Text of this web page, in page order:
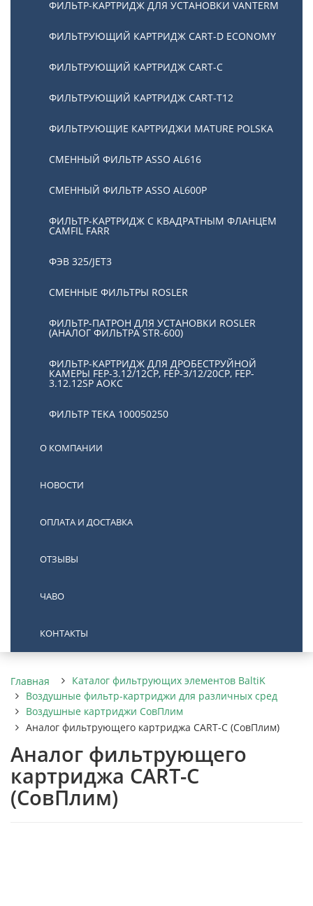
ФИЛЬТР-КАРТРИДЖ ДЛЯ УСТАНОВКИ VANTERM
ФИЛЬТРУЮЩИЙ КАРТРИДЖ CART-D ECONOMY
ФИЛЬТРУЮЩИЙ КАРТРИДЖ CART-C
ФИЛЬТРУЮЩИЙ КАРТРИДЖ CART-T12
ФИЛЬТРУЮЩИЕ КАРТРИДЖИ MATURE POLSKA
СМЕННЫЙ ФИЛЬТР ASSO AL616
СМЕННЫЙ ФИЛЬТР ASSO AL600P
ФИЛЬТР-КАРТРИДЖ С КВАДРАТНЫМ ФЛАНЦЕМ
CAMFIL FARR
ФЭВ 325/JET3
СМЕННЫЕ ФИЛЬТРЫ ROSLER
ФИЛЬТР-ПАТРОН ДЛЯ УСТАНОВКИ ROSLER
(АНАЛОГ ФИЛЬТРА STR-600)
ФИЛЬТР-КАРТРИДЖ ДЛЯ ДРОБЕСТРУЙНОЙ
КАМЕРЫ FEP-3.12/12СР, FEP-3/12/20CP, FEP-
3.12.12SP АОКС
ФИЛЬТР TEKA 100050250
О КОМПАНИИ
НОВОСТИ
ОПЛАТА И ДОСТАВКА
ОТЗЫВЫ
ЧАВО
КОНТАКТЫ
Главная
Каталог фильтрующих элементов BaltiK
Воздушные фильтр-картриджи для различных сред
Воздушные картриджи СовПлим
Аналог фильтрующего картриджа CART-C (СовПлим)
Аналог фильтрующего
картриджа CART-C
(СовПлим)